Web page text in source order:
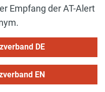
Empfang der AT-Alert
DE
EN